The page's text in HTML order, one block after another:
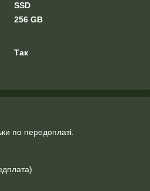
SSD
256 GB
Так
по передоплаті.